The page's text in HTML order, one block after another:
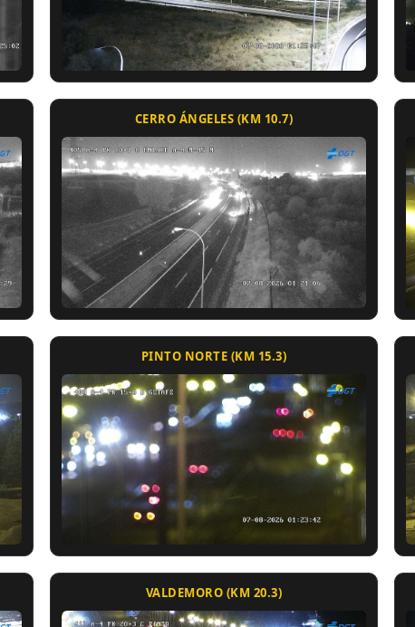
CERRO ÁNGELES (KM 10.7)
PINTO NORTE (KM 15.3)
VALDEMORO (KM 20.3)